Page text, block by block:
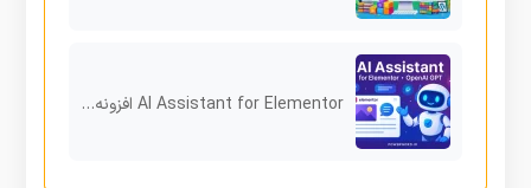
AI Assistant for Elementor افزونه هوش مصنوعی برای تولید محتوا، کد و تصویر با GPT